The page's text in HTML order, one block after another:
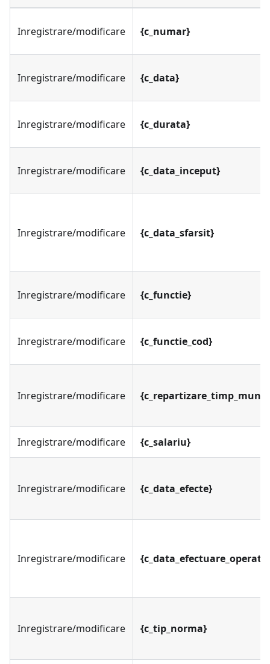
Inregistrare/modificare {c_numar}
Inregistrare/modificare {c_data}
Inregistrare/modificare {c_durata}
Inregistrare/modificare {c_data_inceput}
Inregistrare/modificare {c_data_sfarsit}
Inregistrare/modificare {c_functie}
Inregistrare/modificare {c_functie_cod}
Inregistrare/modificare
Inregistrare/modificare {c_salariu}
Inregistrare/modificare {c_data_efecte}
Inregistrare/modificare
Inregistrare/modificare {c_tip_norma}